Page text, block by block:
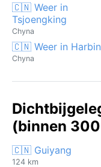
🇨🇳 Weer in
Tsjoengking
Chyna
🇨🇳 Weer in Harbin
Chyna
(binnen
🇨🇳 Guiyang
124 km